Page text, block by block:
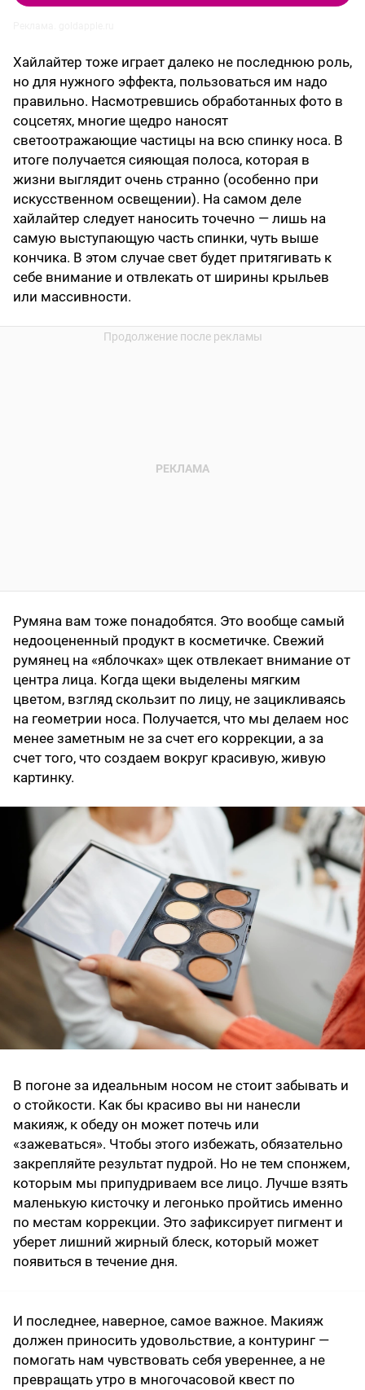
Хайлайтер тоже играет далеко не последнюю роль,
но для нужного эффекта, пользоваться им надо
правильно. Насмотревшись обработанных фото в
соцсетях, многие щедро наносят
светоотражающие частицы на всю спинку носа. В
итоге получается сияющая полоса, которая в
жизни выглядит очень странно (особенно при
искусственном освещении). На самом деле
хайлайтер следует наносить точечно — лишь на
самую выступающую часть спинки, чуть выше
кончика. В этом случае свет будет притягивать к
себе внимание и отвлекать от ширины крыльев
или массивности.
Румяна вам тоже понадобятся. Это вообще самый
недооцененный продукт в косметичке. Свежий
румянец на «яблочках» щек отвлекает внимание от
центра лица. Когда щеки выделены мягким
цветом, взгляд скользит по лицу, не зацикливаясь
на геометрии носа. Получается, что мы делаем нос
менее заметным не за счет его коррекции, а за
счет того, что создаем вокруг красивую, живую
картинку.
В погоне за идеальным носом не стоит забывать и
о стойкости. Как бы красиво вы ни нанесли
макияж, к обеду он может потечь или
«зажеваться». Чтобы этого избежать, обязательно
закрепляйте результат пудрой. Но не тем спонжем,
которым мы припудриваем все лицо. Лучше взять
маленькую кисточку и легонько пройтись именно
по местам коррекции. Это зафиксирует пигмент и
уберет лишний жирный блеск, который может
появиться в течение дня.
И последнее, наверное, самое важное. Макияж
должен приносить удовольствие, а контуринг —
помогать нам чувствовать себя увереннее, а не
превращать утро в многочасовой квест по